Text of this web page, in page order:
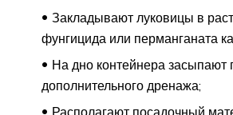
Закладывают луковицы в
фунгицида или перманганата
На дно контейнера засыпают
дополнительного дренажа;
Располагают посадочный